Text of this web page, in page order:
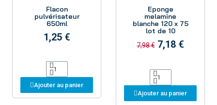
Flacon
pulvérisateur
650ml
1,25 €
Ajouter au panier
Eponge
melamine
blanche 120 x 75
lot de 10
7,98 € 7,18 €
Ajouter au panier